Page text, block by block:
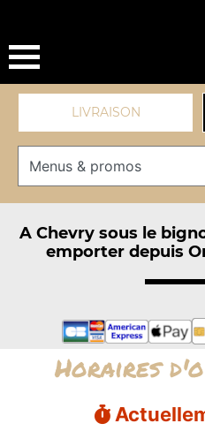
LIVRAISON
A Chevry sous le
emporter depuis
Horaires